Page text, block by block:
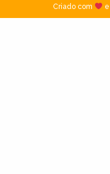
Criado com
e